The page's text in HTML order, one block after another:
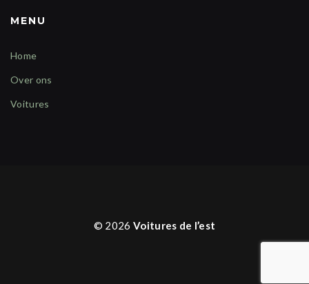
MENU
Home
Over ons
Voitures
© 2026 Voitures de l’est